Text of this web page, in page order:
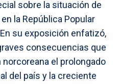
sobre la situación de
la República Popular
su exposición enfatizó,
consecuencias que
el prolongado
del país y la creciente